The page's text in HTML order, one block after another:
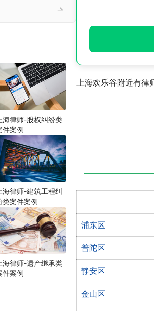
上海欢乐谷附近有律
浦东区
普陀区
静安区
金山区
海律师-股权纠纷类
件案例
海律师-建筑工程纠
类案件案例
海律师-遗产继承类
件案例